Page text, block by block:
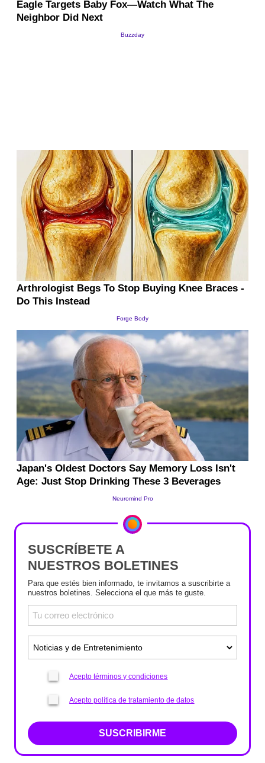
SUSCRÍBETE A
NUESTROS BOLETINES
Para que estés bien informado, te invitamos a suscribirte a
nuestros boletines. Selecciona el que más te guste.
Acepto términos y condiciones
Acepto política de tratamiento de datos
SUSCRIBIRME